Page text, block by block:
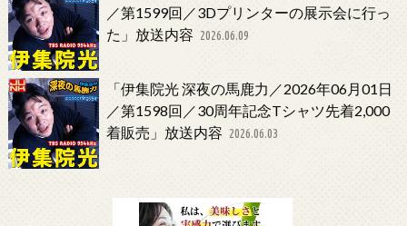
／第1599回／3Dプリンターの展示会に行っ
た」放送内容 2026.06.09
「伊集院光 深夜の馬鹿力／2026年06月01日
／第1598回／30周年記念Tシャツ先着2,000
着販売」放送内容 2026.06.03